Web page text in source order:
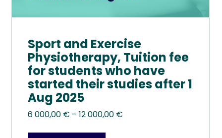
Sport and Exercise
Physiotherapy, Tuition fee
for students who have
started their studies after 1
Aug 2025
6 000,00 € – 12 000,00 €Hintaluokka: